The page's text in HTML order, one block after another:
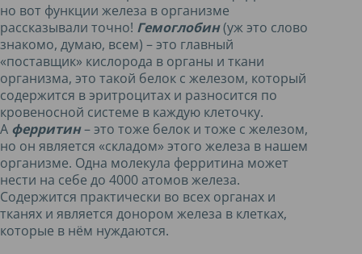
но вот функции железа в организме
рассказывали точно! Гемоглобин(уж это слово
знакомо, думаю, всем) – это главный
«поставщик» кислорода в органы и ткани
организма, это такой белок с железом, который
содержится в эритроцитах и разносится по
кровеносной системе в каждую клеточку.
А ферритин– это тоже белок и тоже с железом,
но он является «складом» этого железа в нашем
организме. Одна молекула ферритина может
нести на себе до 4000 атомов железа.
Содержится практически во всех органах и
тканях и является донором железа в клетках,
которые в нём нуждаются.